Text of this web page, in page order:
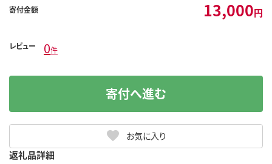
寄付金額 13,000円
レビュー 0件
お気に入り
寄付へ進む
返礼品詳細